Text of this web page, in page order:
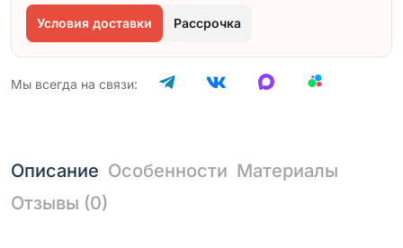
Условия доставки Рассрочка
Мы всегда на связи:
Описание Особенности Материалы
Отзывы (0)